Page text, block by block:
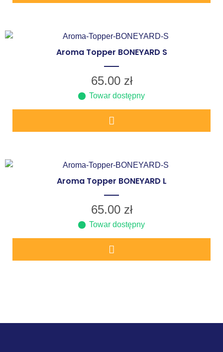
Aroma Topper BONEYARD S
65.00 zł
Towar dostępny
Aroma Topper BONEYARD L
65.00 zł
Towar dostępny